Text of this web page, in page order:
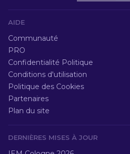
AIDE
Communauté
PRO
Confidentialité Politique
Conditions d'utilisation
Politique des Cookies
Partenaires
Plan du site
DERNIÈRES MISES À JOUR